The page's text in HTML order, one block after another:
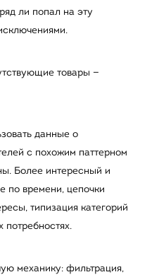
ли попал на эту
товары —
данные о
с похожим паттерном
Более интересный и
по времени, цепочки
типизация категорий
механику: фильтрация,